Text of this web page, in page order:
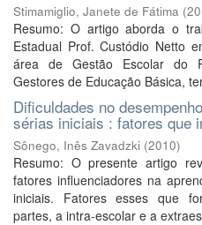
Stimamiglio, Janete de Fátima (
Resumo: O artigo aborda o
Estadual Prof. Custódio Netto
área de Gestão Escolar do
Gestores de Educação Básica,
Dificuldades no
sérias iniciais : fatores que
Sônego, Inês Zavadzki (2010)
Resumo: O presente artigo
fatores influenciadores na
iniciais. Fatores esses que
partes, a intra-escolar e a